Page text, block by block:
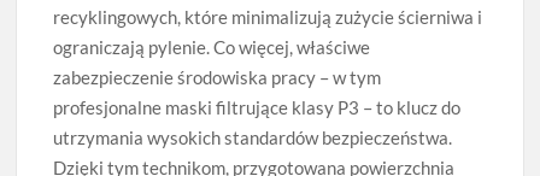
recyklingowych, które minimalizują zużycie ścierniwa i
ograniczają pylenie. Co więcej, właściwe
zabezpieczenie środowiska pracy – w tym
profesjonalne maski filtrujące klasy P3 – to klucz do
utrzymania wysokich standardów bezpieczeństwa.
Dzięki tym technikom, przygotowana powierzchnia